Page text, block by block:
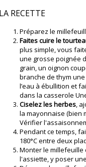
RECETTE
Préparez le
Faites cuire le
plus simple, vous
une grosse poignée
grain, un oignon
branche de thym
l’eau à ébullition et
dans la casserole
Ciselez les herbes,
la mayonnaise (bien
Vérifier
Pendant ce temps,
180°C entre deux
Monter le
l'assiette, y poser